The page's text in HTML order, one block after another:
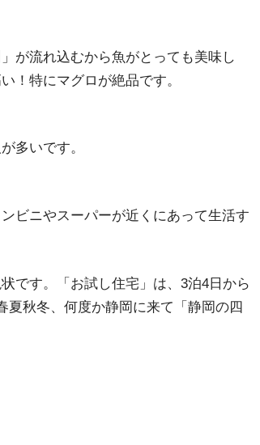
が流れ込むから魚がとっても美味し
！特にマグロが絶品です。
多いです。
ビニやスーパーが近くにあって生活す
です。「お試し住宅」は、3泊4日から
夏秋冬、何度か静岡に来て「静岡の四